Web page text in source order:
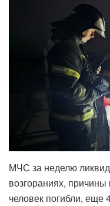
МЧС за неделю
возгораниях,
человек погибли, еще